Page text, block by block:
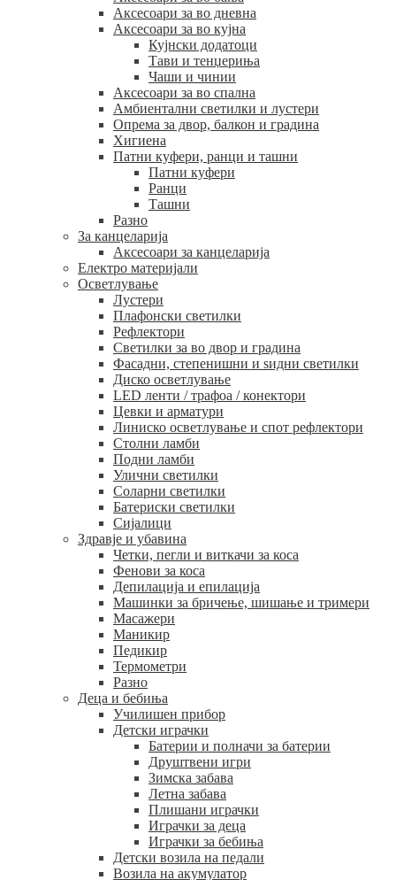
Аксесоари за во дневна
Аксесоари за во кујна
Кујнски додатоци
Тави и тенџериња
Чаши и чинии
Аксесоари за во спална
Амбиентални светилки и лустери
Опрема за двор, балкон и градина
Хигиена
Патни куфери, ранци и ташни
Патни куфери
Ранци
Ташни
Разно
За канцеларија
Аксесоари за канцеларија
Електро материјали
Осветлување
Лустери
Плафонски светилки
Рефлектори
Светилки за во двор и градина
Фасадни, степенишни и ѕидни светилки
Диско осветлување
LED ленти / трафоа / конектори
Цевки и арматури
Линиско осветлување и спот рефлектори
Столни ламби
Подни ламби
Улични светилки
Соларни светилки
Батериски светилки
Сијалици
Здравје и убавина
Четки, пегли и виткачи за коса
Фенови за коса
Депилација и епилација
Машинки за бричење, шишање и тримери
Масажери
Маникир
Педикир
Термометри
Разно
Деца и бебиња
Училишен прибор
Детски играчки
Батерии и полначи за батерии
Друштвени игри
Зимска забава
Летна забава
Плишани играчки
Играчки за деца
Играчки за бебиња
Детски возила на педали
Возила на акумулатор